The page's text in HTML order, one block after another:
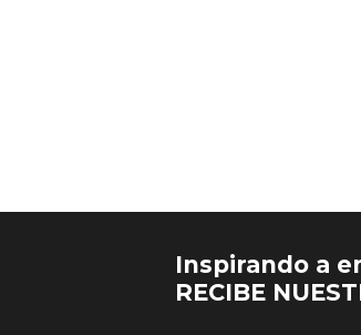
Inspirando a
RECIBE